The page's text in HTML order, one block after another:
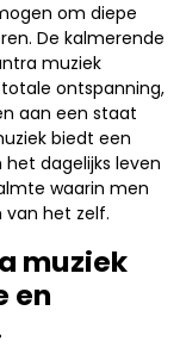
om diepe
De kalmerende
muziek
ontspanning,
aan een staat
biedt een
dagelijks leven
waarin men
van het zelf.
muziek
en